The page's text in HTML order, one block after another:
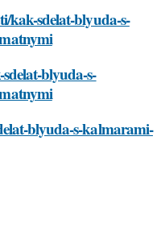
kak-sdelat-blyuda-s-
blyuda-s-
blyuda-s-kalmarami-